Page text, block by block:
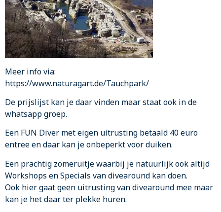
Meer info via:
https://www.naturagart.de/Tauchpark/
De prijslijst kan je daar vinden maar staat ook in de
whatsapp groep.
Een FUN Diver met eigen uitrusting betaald 40 euro
entree en daar kan je onbeperkt voor duiken.
Een prachtig zomeruitje waarbij je natuurlijk ook altijd
Workshops en Specials van divearound kan doen.
Ook hier gaat geen uitrusting van divearound mee maar
kan je het daar ter plekke huren.